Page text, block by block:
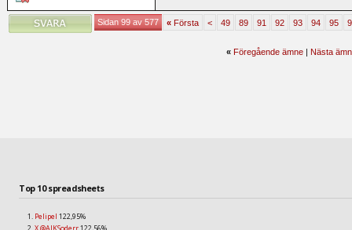
Sidan 99 av 577 «Första < 49 89 91 92 93 94 95
« Föregående ämne| Nästa
Top 10 spreadsheets
Pelipel 122,95%